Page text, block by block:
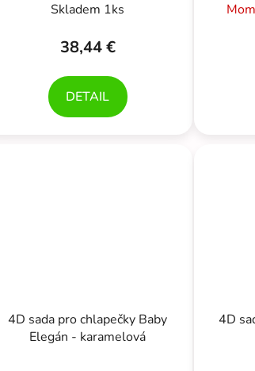
Skladem 1ks
38,44 €
DETAIL
4D sada pro chlapečky Baby
Elegán - karamelová
4D